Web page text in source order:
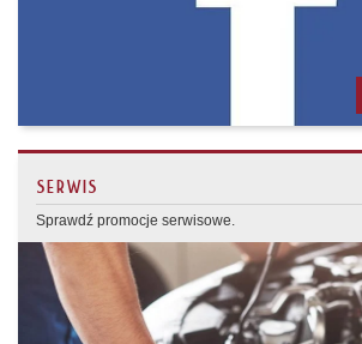
SERWIS
Sprawdź promocje serwisowe.